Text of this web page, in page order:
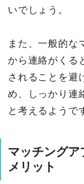
いでしょう。
また、一般的な
から連絡がくる
されることを避
め、しっかり連
と考えるようで
マッチングア
メリット